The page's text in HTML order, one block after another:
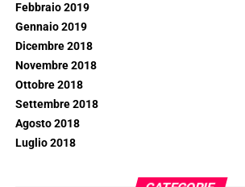
Febbraio 2019
Gennaio 2019
Dicembre 2018
Novembre 2018
Ottobre 2018
Settembre 2018
Agosto 2018
Luglio 2018